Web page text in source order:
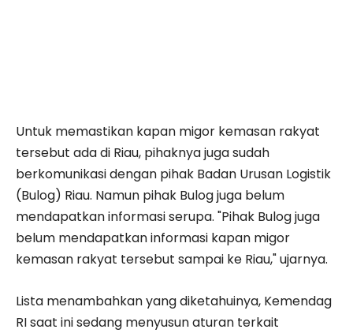
Untuk memastikan kapan migor kemasan rakyat
tersebut ada di Riau, pihaknya juga sudah
berkomunikasi dengan pihak Badan Urusan Logistik
(Bulog) Riau. Namun pihak Bulog juga belum
mendapatkan informasi serupa. "Pihak Bulog juga
belum mendapatkan informasi kapan migor
kemasan rakyat tersebut sampai ke Riau," ujarnya.
Lista menambahkan yang diketahuinya, Kemendag
RI saat ini sedang menyusun aturan terkait